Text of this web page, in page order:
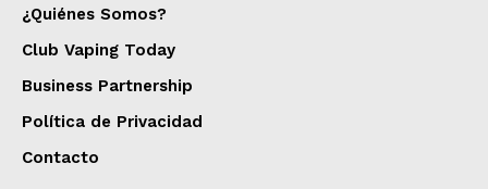
¿Quiénes Somos?
Club Vaping Today
Business Partnership
Política de Privacidad
Contacto